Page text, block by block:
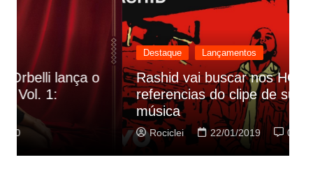
Destaque Lançamentos
Rashid vai buscar nos HQs as
referencias do clipe de sua nova
22/01/2019 0